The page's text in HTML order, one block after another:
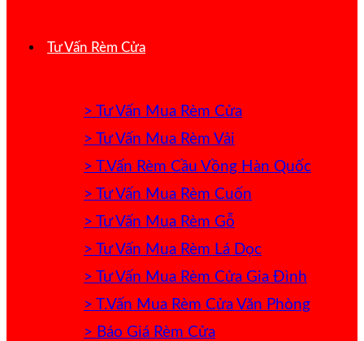
Tư Vấn Rèm Cửa
> Tư Vấn Mua Rèm Cửa
> Tư Vấn Mua Rèm Vải
> T.Vấn Rèm Cầu Vồng Hàn Quốc
> Tư Vấn Mua Rèm Cuốn
> Tư Vấn Mua Rèm Gỗ
> Tư Vấn Mua Rèm Lá Dọc
> Tư Vấn Mua Rèm Cửa Gia Đình
> T.Vấn Mua Rèm Cửa Văn Phòng
> Báo Giá Rèm Cửa